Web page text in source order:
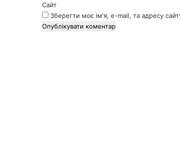
Сайт
Зберегти моє ім'я, e-mail, та адресу